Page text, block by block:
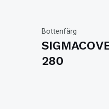
Bottenfärg
280